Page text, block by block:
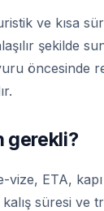
ve kısa
şekilde
öncesinde
gerekli?
ETA,
süresi ve